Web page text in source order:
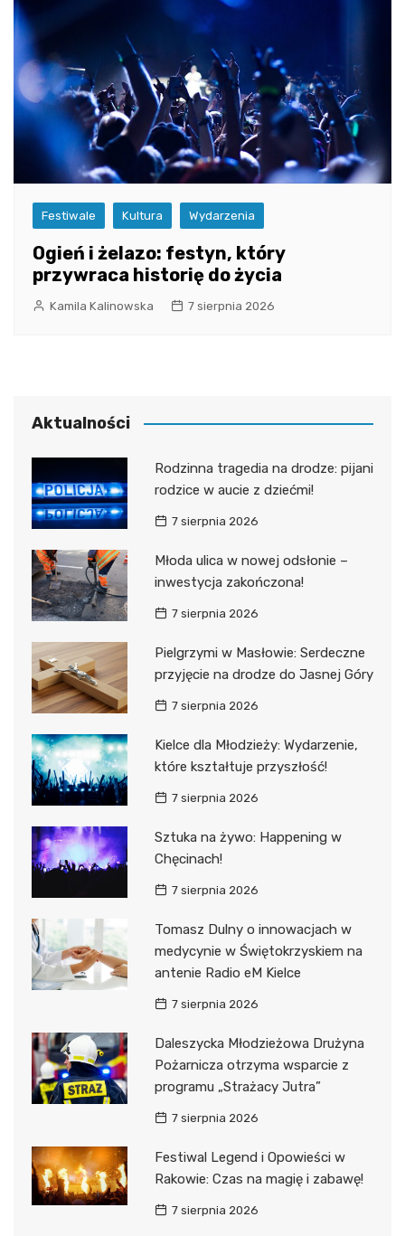
Festiwale Kultura Wydarzenia
Ogień i żelazo: festyn, który
przywraca historię do życia
Kamila Kalinowska 7 sierpnia 2026
Aktualności
Rodzinna tragedia na drodze: pijani
rodzice w aucie z dziećmi!
7 sierpnia 2026
Młoda ulica w nowej odsłonie –
inwestycja zakończona!
7 sierpnia 2026
Pielgrzymi w Masłowie: Serdeczne
przyjęcie na drodze do Jasnej Góry
7 sierpnia 2026
Kielce dla Młodzieży: Wydarzenie,
które kształtuje przyszłość!
7 sierpnia 2026
Sztuka na żywo: Happening w
Chęcinach!
7 sierpnia 2026
Tomasz Dulny o innowacjach w
medycynie w Świętokrzyskiem na
antenie Radio eM Kielce
7 sierpnia 2026
Daleszycka Młodzieżowa Drużyna
Pożarnicza otrzyma wsparcie z
programu „Strażacy Jutra”
7 sierpnia 2026
Festiwal Legend i Opowieści w
Rakowie: Czas na magię i zabawę!
7 sierpnia 2026